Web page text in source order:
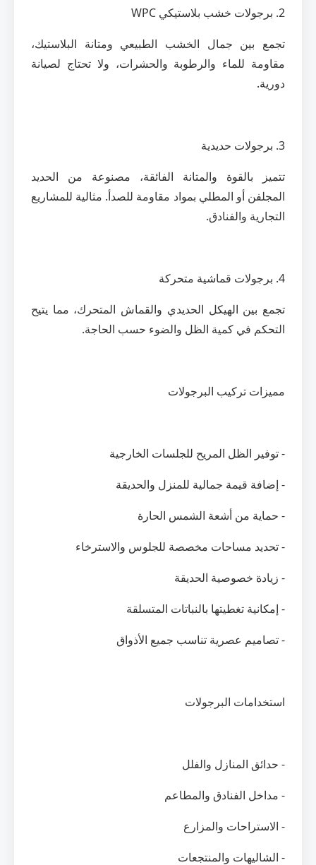
2. برجولات خشب بلاستيكي WPC
تجمع بين جمال الخشب الطبيعي ومتانة البلاستيك،
مقاومة للماء والرطوبة والحشرات، ولا تحتاج لصيانة
دورية.
3. برجولات حديدية
تتميز بالقوة والمتانة الفائقة، مصنوعة من الحديد
المجلفن أو المطلي بمواد مقاومة للصدأ. مثالية للمشاريع
التجارية والفنادق.
4. برجولات قماشية متحركة
تجمع بين الهيكل الحديدي والقماش المتحرك، مما يتيح
التحكم في كمية الظل والضوء حسب الحاجة.
مميزات تركيب البرجولات
- توفير الظل المريح للجلسات الخارجية
- إضافة قيمة جمالية للمنزل والحديقة
- حماية من أشعة الشمس الحارة
- تحديد مساحات مخصصة للجلوس والاسترخاء
- زيادة خصوصية الحديقة
- إمكانية تغطيتها بالنباتات المتسلقة
- تصاميم عصرية تناسب جميع الأذواق
استخدامات البرجولات
- حدائق المنازل والفلل
- مداخل الفنادق والمطاعم
- الاستراحات والمزارع
- الشاليهات والمنتجعات